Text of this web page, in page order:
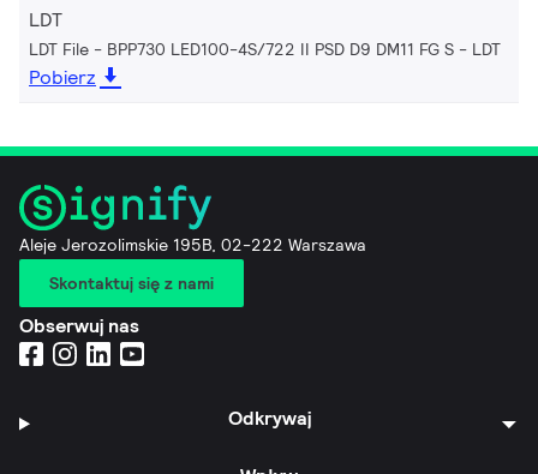
LDT
LDT File - BPP730 LED100-4S/722 II PSD D9 DM11 FG S LDT
Pobierz
Aleje Jerozolimskie 195B, 02-222 Warszawa
Skontaktuj się z nami
Obserwuj nas
Odkrywaj